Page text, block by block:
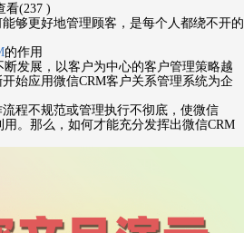
看(237 )
更好地管理顾客，是每个人都绕不开的
的作用
发展，以客户为中心的客户管理策略越
始应用微信CRM客户关系管理系统为企
不规范或管理执行不彻底，使微信
。那么，如何才能充分发挥出微信CRM